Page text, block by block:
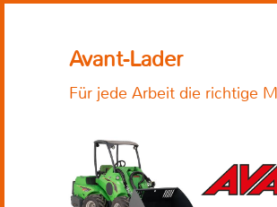
Avant-Lader
Für jede Arbeit die richtige